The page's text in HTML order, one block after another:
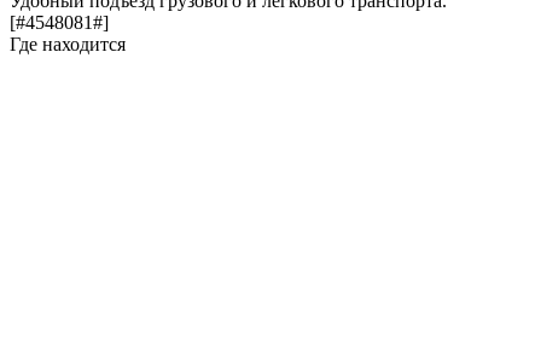
[#4548081#]
Где находится